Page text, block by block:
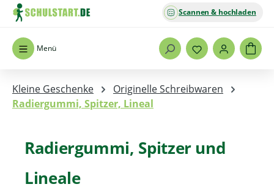
Zum Hauptinhalt springen
Menü
Scannen & hochladen
Kleine Geschenke
Originelle Schreibwaren
Radiergummi, Spitzer, Lineal
Radiergummi, Spitzer und
Lineale